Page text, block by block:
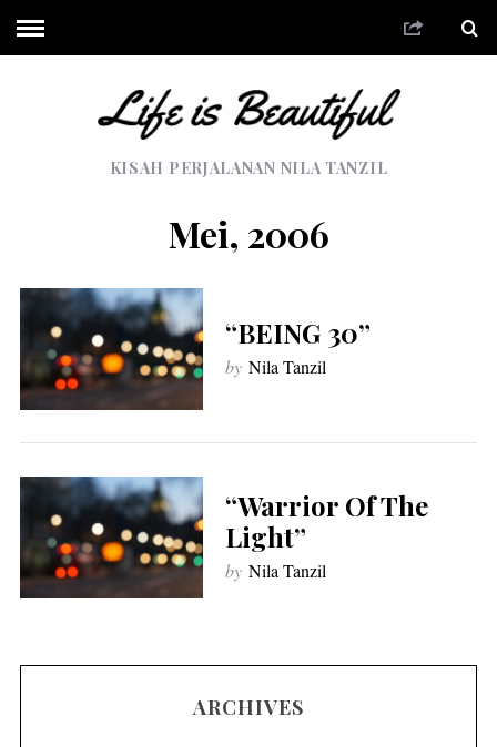
KISAH PERJALANAN NILA TANZIL
Mei, 2006
“BEING 30”
by Nila Tanzil
“Warrior Of The
Light”
by Nila Tanzil
ARCHIVES